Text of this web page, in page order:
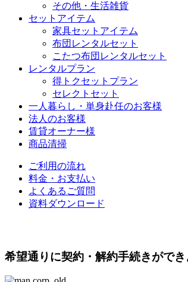
その他・生活雑貨
セットアイテム
家具セットアイテム
布団レンタルセット
こたつ布団レンタルセット
レンタルプラン
得トクセットプラン
セレクトセット
一人暮らし・単身赴任のお客様
法人のお客様
賃貸オーナー様
商品清掃
ご利用の流れ
料金・お支払い
よくあるご質問
資料ダウンロード
希望通りに契約・解約手続きがで